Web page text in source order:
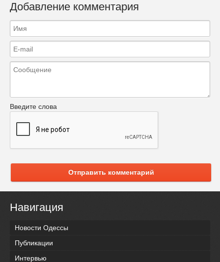
Добавление комментария
Введите слова
Отправить комментарий
Навигация
Новости Одессы
Публикации
Интервью